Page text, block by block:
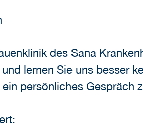
des Sana
lernen Sie uns besser
persönliches Gespräch